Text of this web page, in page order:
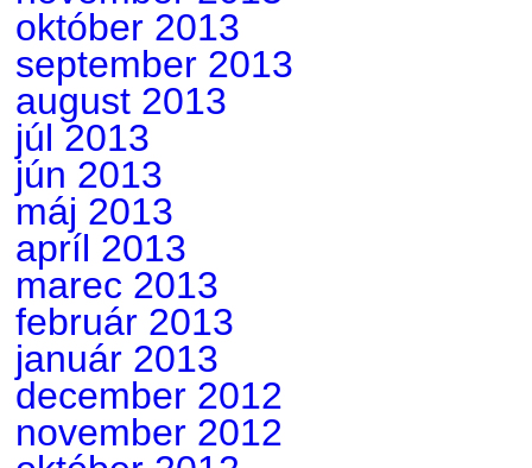
október 2013
september 2013
august 2013
júl 2013
jún 2013
máj 2013
apríl 2013
marec 2013
február 2013
január 2013
december 2012
november 2012